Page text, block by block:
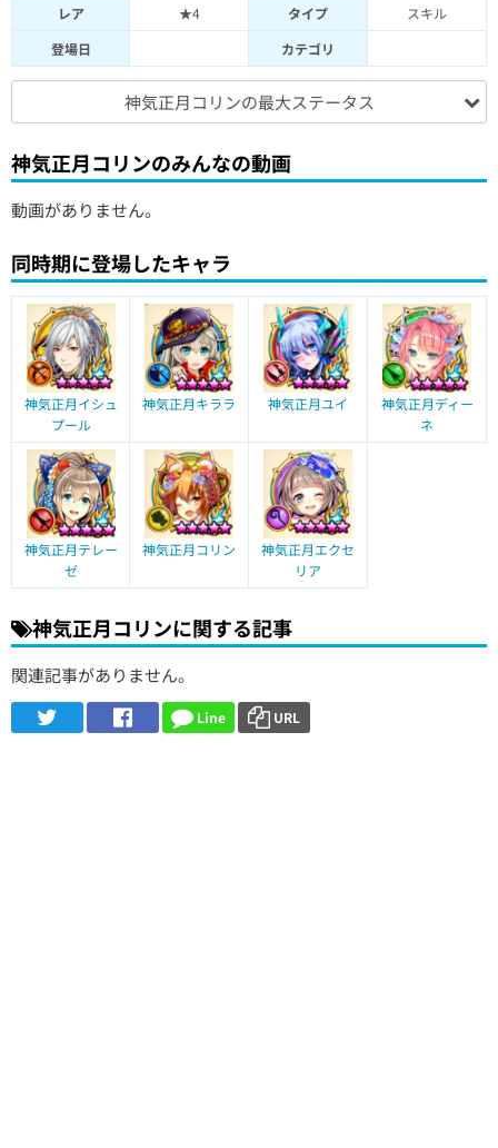
レア ★4 タイプ
スキル
登場日
カテゴリ
神気正月コリンの最大ステータス
神気正月コリンのみんなの動画
動画がありません。
同時期に登場したキャラ
神気正月イシュ
プール
神気正月キララ 神気正月ユイ
神気正月ディー
ネ
神気正月テレー
ゼ
神気正月コリン
神気正月エクセ
リア
神気正月コリンに関する記事
関連記事がありません。
Line URL